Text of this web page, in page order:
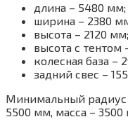
длина – 5480 мм;
ширина – 2380
высота – 2120 мм;
высота с тентом
колесная база –
задний свес –
Минимальный радиус
5500 мм, масса – 3500